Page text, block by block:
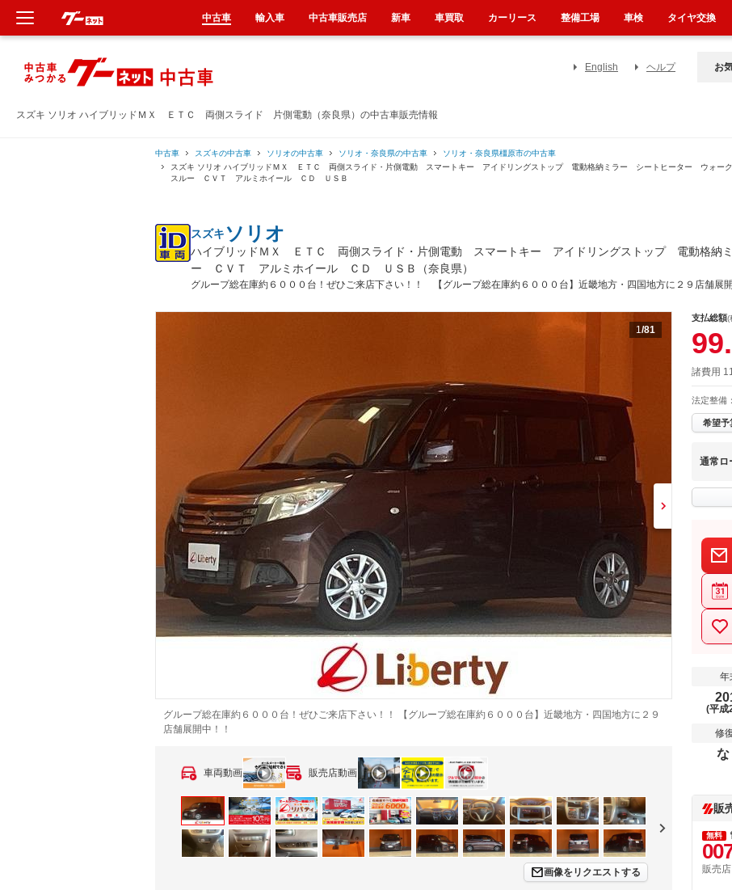
スズキ ソリオ ハイブリッドＭＸ ＥＴＣ 両側スライド 片側電動（奈良県）の中古車販売情報
English ヘルプ お
中古車 スズキの中古車 ソリオの中古車 ソリオ・奈良県の中古車
ソリオ・奈良県橿原市の中古車
スズキ ソリオ ハイブリッドＭＸ ＥＴＣ 両側スライド・片側電動 スマートキー アイドリングストップ 電動格納ミラー シートヒーター ウォーク
スルー ＣＶＴ アルミホイール ＣＤ ＵＳＢ
スズキソリオ
ハイブリッドＭＸ ＥＴＣ 両側スライド・片側電動 スマートキー アイドリングストップ 電動格納
ー ＣＶＴ アルミホイール ＣＤ ＵＳＢ（奈良県）
グループ総在庫約６０００台！ぜひご来店下さい！！ 【グループ総在庫約６０００台】近畿地方・四国地方に２９店舗展開
1/81
グループ総在庫約６０００台！ぜひご来店下さい！！ 【グループ総在庫約６０００台】近畿地方・四国地方に２９
店舗展開中！！
車両動画 販売店動画
画像をリクエストする
支払総額(
諸費用
法定整備：
希望予
通常ロ
年
(平成
修
な
販
無料
販売店
中古車 輸入車 中古車販売店 新車 車買取 カーリース 整備工場 車検 タイヤ交換
新車
中古車